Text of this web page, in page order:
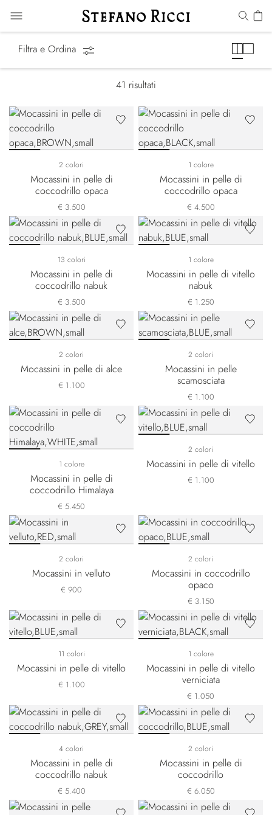
Filtra e Ordina
41 risultati
2 colori
Mocassini in pelle di
coccodrillo opaca
€ 3.500
1 colore
Mocassini in pelle di
coccodrillo opaca
€ 4.500
13 colori
Mocassini in pelle di
coccodrillo nabuk
€ 3.500
1 colore
Mocassini in pelle di vitello
nabuk
€ 1.250
2 colori
Mocassini in pelle di alce
€ 1.100
2 colori
Mocassini in pelle
scamosciata
€ 1.100
1 colore
Mocassini in pelle di
coccodrillo Himalaya
€ 5.450
2 colori
Mocassini in pelle di vitello
€ 1.100
2 colori
Mocassini in velluto
€ 900
2 colori
Mocassini in coccodrillo
opaco
€ 3.150
11 colori
Mocassini in pelle di vitello
€ 1.100
1 colore
Mocassini in pelle di vitello
verniciata
€ 1.050
4 colori
Mocassini in pelle di
coccodrillo nabuk
€ 5.400
2 colori
Mocassini in pelle di
coccodrillo
€ 6.050